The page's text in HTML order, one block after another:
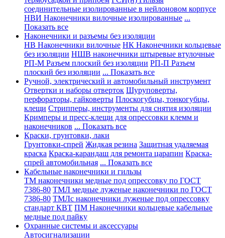
соединительные изолированные в нейлоновом корпусе
НВИ Наконечники вилочные изолированные ...
Показать все
Наконечники и разъемы без изоляции
НВ Наконечники вилочные НК Наконечники кольцевые
без изоляции НШВ наконечники штыревые втулочные
РП-М Разъем плоский без изоляции РП-П Разъем
плоский без изоляции ... Показать все
Ручной, электрический и автомобильный инструмент
Отвертки и наборы отверток Шуруповерты,
перфораторы, гайковерты Плоскогубцы, тонкогубцы,
клещи Стрипперы, инструменты для снятия изоляции
Кримперы и пресс-клещи для опрессовки клемм и
наконечников ... Показать все
Краски, грунтовки, лаки
Грунтовки-спрей Жидкая резина Защитная удаляемая
краска Краска-карандаш для ремонта царапин Краска-
спрей автомобильная ... Показать все
Кабельные наконечники и гильзы
ТМ наконечники медные под опрессовку по ГОСТ
7386-80 ТМЛ медные луженые наконечники по ГОСТ
7386-80 ТМЛс наконечники луженые под опрессовку
стандарт КВТ ПМ Наконечники кольцевые кабельные
медные под пайку
Охранные системы и аксессуары
Автосигнализации